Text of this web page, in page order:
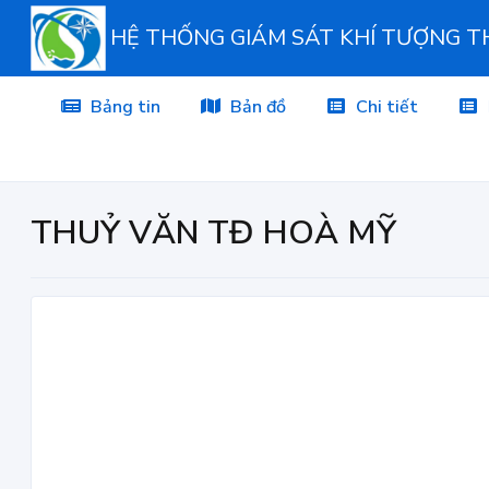
HỆ THỐNG GIÁM SÁT KHÍ TƯỢNG
Bảng tin Bản đồ Chi tiết
THUỶ VĂN TĐ HOÀ MỸ